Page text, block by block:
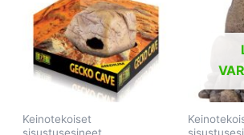
Keinotekoiset